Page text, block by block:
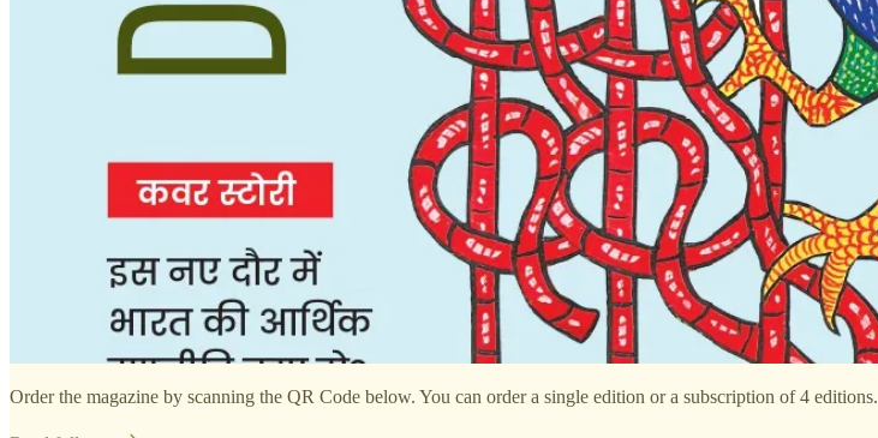
Order the magazine by scanning the QR Code below. You can order a single edition or a subscription of 4 editions.